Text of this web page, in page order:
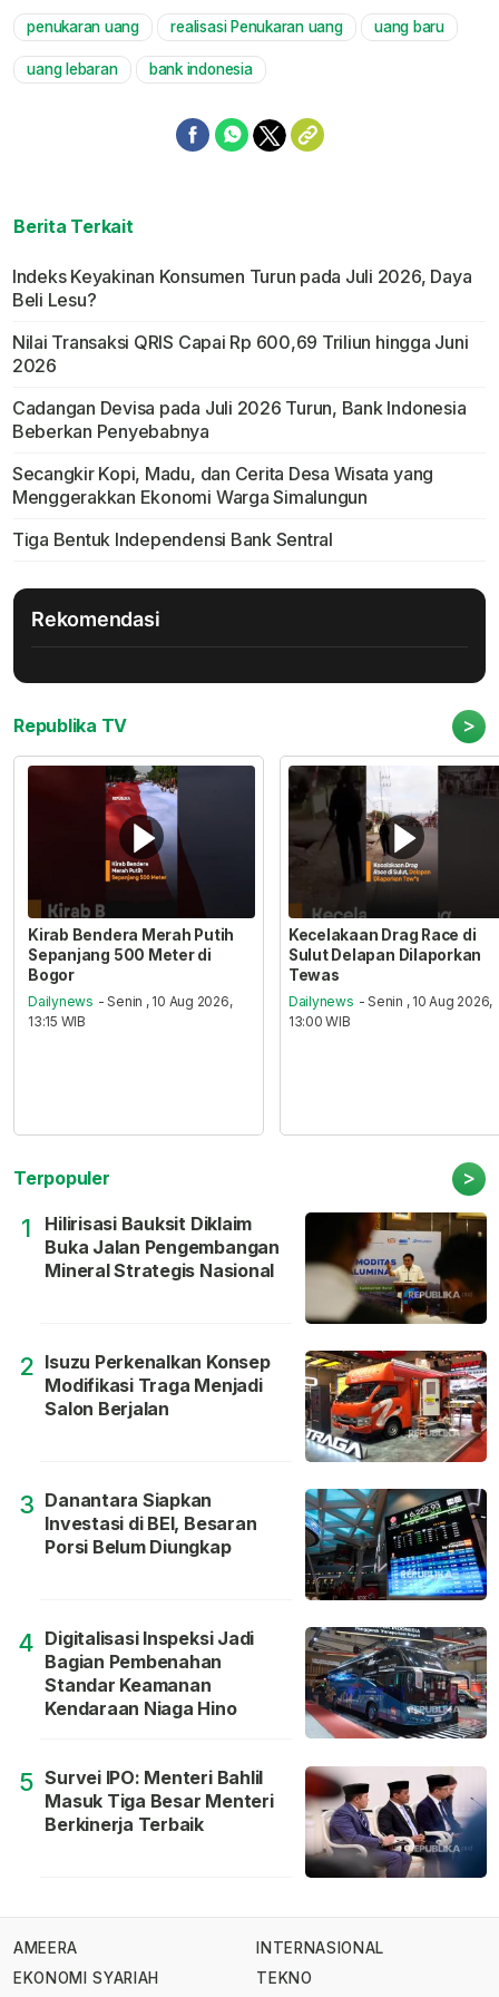
Mute
penukaran uang realisasi Penukaran uang uang baru
uang lebaran bank indonesia
Berita Terkait
Indeks Keyakinan Konsumen Turun pada Juli 2026, Daya
Beli Lesu?
Nilai Transaksi QRIS Capai Rp 600,69 Triliun hingga Juni
2026
Cadangan Devisa pada Juli 2026 Turun, Bank Indonesia
Beberkan Penyebabnya
Secangkir Kopi, Madu, dan Cerita Desa Wisata yang
Menggerakkan Ekonomi Warga Simalungun
Tiga Bentuk Independensi Bank Sentral
Rekomendasi
Republika TV >
Kirab Bendera Merah Putih
Sepanjang 500 Meter di
Bogor
Dailynews - Senin , 10 Aug 2026,
13:15 WIB
Kecelakaan Drag Race di
Sulut Delapan Dilaporkan
Tewas
Dailynews - Senin , 10 Aug 2026,
13:00 WIB
Terpopuler >
1
Hilirisasi Bauksit Diklaim
Buka Jalan Pengembangan
Mineral Strategis Nasional
2 Isuzu Perkenalkan Konsep
Modifikasi Traga Menjadi
Salon Berjalan
3 Danantara Siapkan
Investasi di BEI, Besaran
Porsi Belum Diungkap
4 Digitalisasi Inspeksi Jadi
Bagian Pembenahan
Standar Keamanan
Kendaraan Niaga Hino
5 Survei IPO: Menteri Bahlil
Masuk Tiga Besar Menteri
Berkinerja Terbaik
AMEERA
EKONOMI SYARIAH
INTERNASIONAL
TEKNO